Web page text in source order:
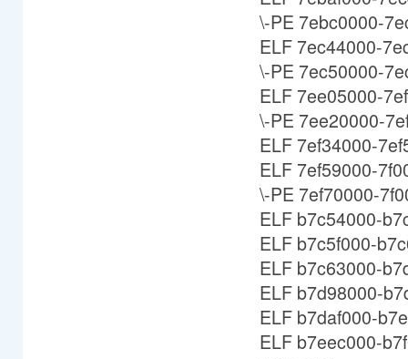
\-PE 7ebc0000-
ELF 7ec44000-
\-PE 7ec50000-
ELF 7ee05000-
\-PE 7ee20000-
ELF 7ef34000-
ELF 7ef59000-
\-PE 7ef70000-
ELF b7c54000-
ELF b7c5f000-
ELF b7c63000-
ELF b7d98000-
ELF b7daf000-
ELF b7eec000-